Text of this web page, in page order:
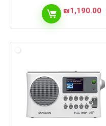
₪1,190.00